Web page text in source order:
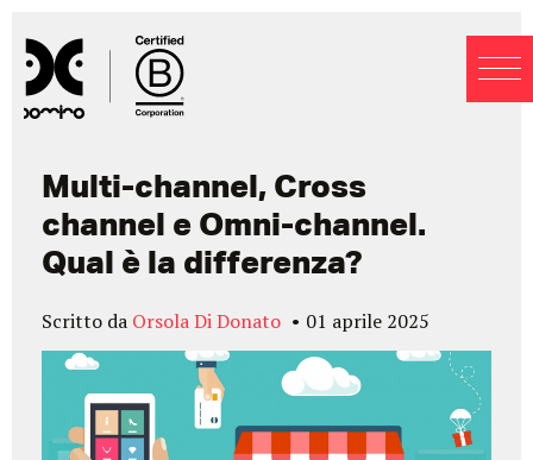
Blog
Multi-channel, Cross
channel e Omni-channel.
Qual è la differenza?
Scritto da Orsola Di Donato 01 aprile 2025